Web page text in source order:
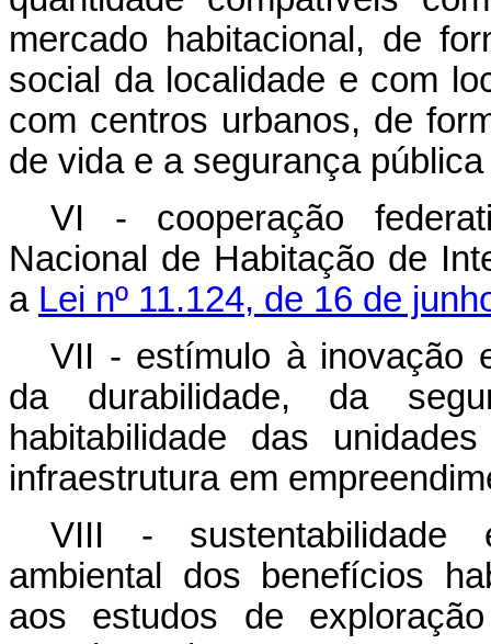
mercado habitacional, de
social da localidade e com
com centros urbanos, de
de vida e a segurança
VI - cooperação
Nacional de Habitação de
a Lei nº 11.124, de 16 de
VII - estímulo à inovação
da durabilidade, da
habitabilidade das
infraestrutura em
VIII - sustentabilidade
ambiental dos benefícios
aos estudos de